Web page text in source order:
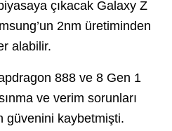
çıkacak Galaxy Z
2nm üretiminden
alabilir.
888 ve 8 Gen 1
ve verim sorunları
güvenini kaybetmişti.